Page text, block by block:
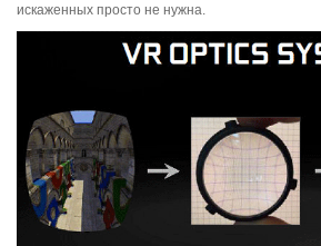
искаженных просто не нужна.